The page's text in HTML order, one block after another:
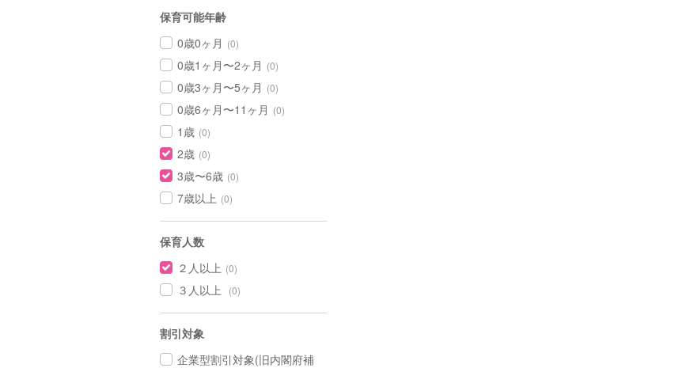
保育可能年齢
0歳0ヶ月 (0)
0歳1ヶ月〜2ヶ月 (0)
0歳3ヶ月〜5ヶ月 (0)
0歳6ヶ月〜11ヶ月 (0)
1歳 (0)
2歳 (0)
3歳〜6歳 (0)
7歳以上 (0)
保育人数
２人以上 (0)
３人以上 (0)
割引対象
企業型割引対象(旧内閣府補